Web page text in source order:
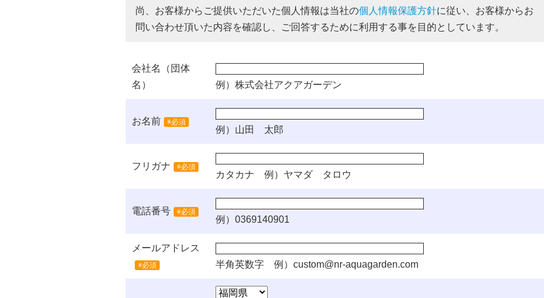
尚、お客様からご提供いただいた個人情報は当社の個人情報保護方針に従い、お客様からお
問い合わせ頂いた内容を確認し、ご回答するために利用する事を目的としています。
会社名（団体
名）
例）株式会社アクアガーデン
お名前 ※必須
例）山田 太郎
フリガナ ※必須
カタカナ 例）ヤマダ タロウ
電話番号 ※必須
例）0369140901
メールアドレス
※必須 半角英数字 例） custom@nr-aquagarden.com